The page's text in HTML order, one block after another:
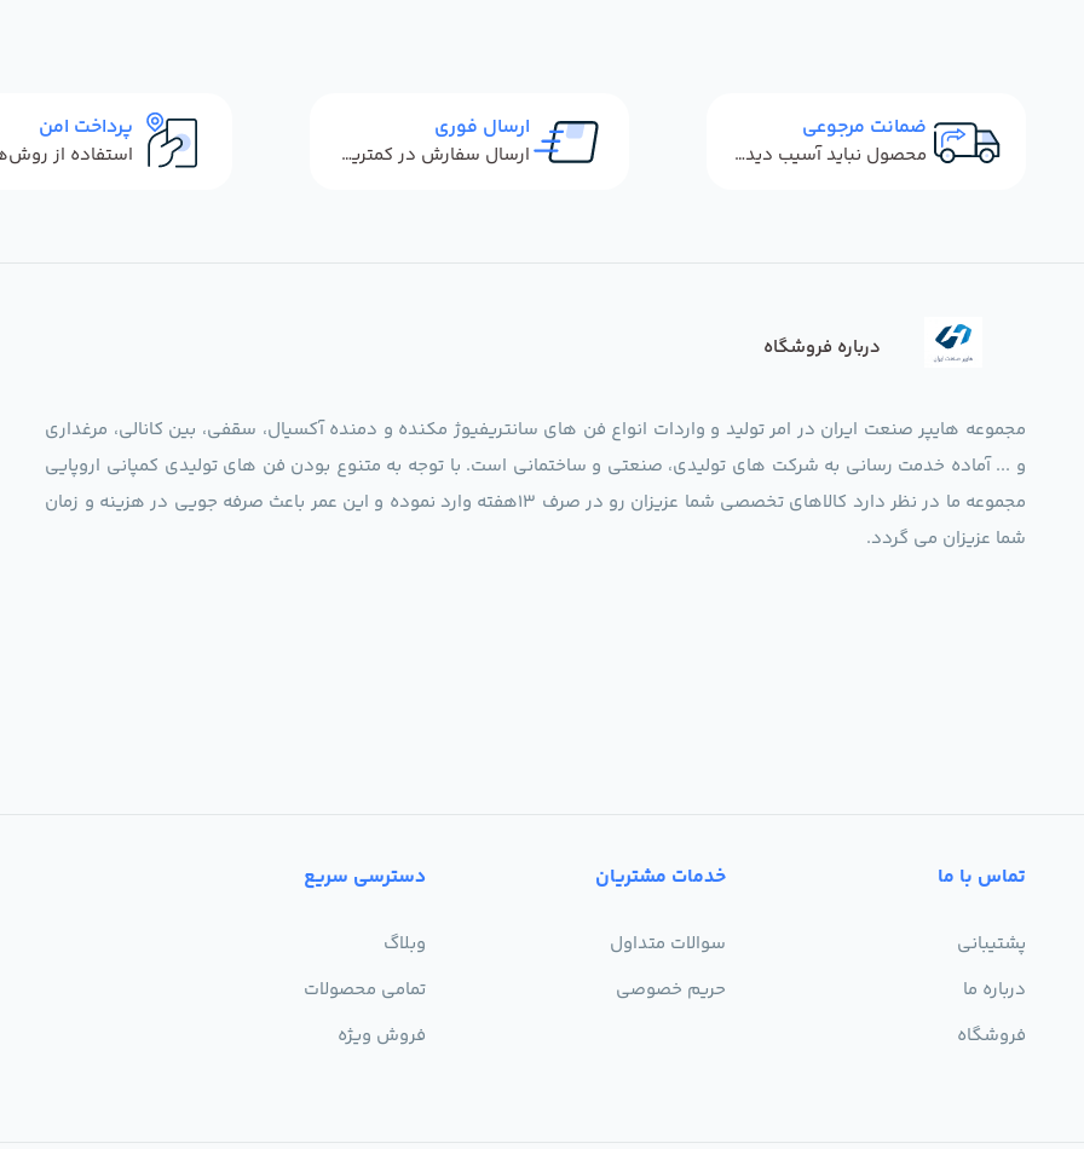
ضمانت مرجوعی
محصول نباید آسیب دیده باشد
ارسال فوری
ارسال سفارش در کمترین زمان ممکن
پرداخت امن
درباره فروشگاه
مجموعه هایپر صنعت ایران در امر تولید و واردات انواع فن های سانتریفیوژ مکنده و دمنده آکسیال، سقفی، بین کانالی، مرغداری
و ... آماده خدمت رسانی به شرکت های تولیدی، صنعتی و ساختمانی است. با توجه به متنوع بودن فن های تولیدی کمپانی اروپایی
مجموعه ما در نظر دارد کالاهای تخصصی شما عزیزان رو در صرف 13هفته وارد نموده و این عمر باعث صرفه جویی در هزینه و زمان
شما عزیزان می گردد.
تماس با ما
پشتیبانی
درباره ما
فروشگاه
خدمات مشتریان
سوالات متداول
حریم خصوصی
دسترسی سریع
وبلاگ
تمامی محصولات
فروش ویژه